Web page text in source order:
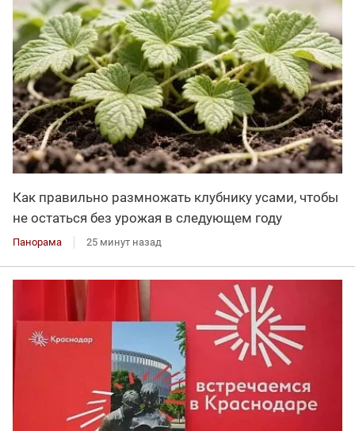
Как правильно размножать клубнику усами, чтобы
не остаться без урожая в следующем году
Панорама 25 минут назад